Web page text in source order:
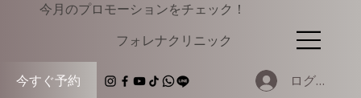
今月のプロモーションをチェック！
​フォレナクリニック
今すぐ予約 ログイン